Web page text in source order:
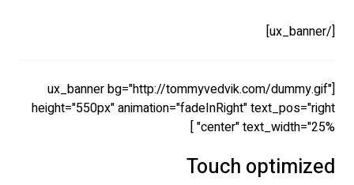
[/ux_banner]
[ux_banner bg="http://tommyvedvik.com/dummy.gif"
height="550px" animation="fadeInRight" text_pos="right
center" text_width="25%" ]
Touch optimized